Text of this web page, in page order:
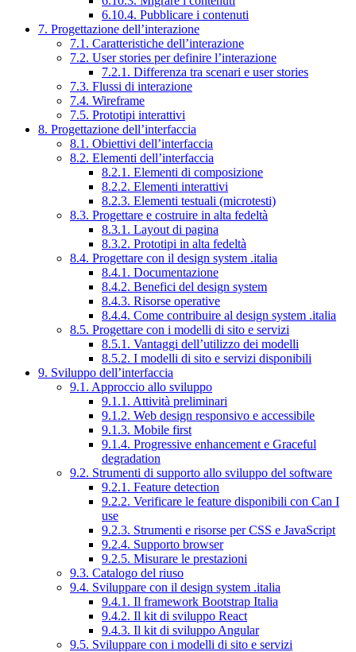
6.10.4. Pubblicare i contenuti
7. Progettazione dell’interazione
7.1. Caratteristiche dell’interazione
7.2. User stories per definire l’interazione
7.2.1. Differenza tra scenari e user stories
7.3. Flussi di interazione
7.4. Wireframe
7.5. Prototipi interattivi
8. Progettazione dell’interfaccia
8.1. Obiettivi dell’interfaccia
8.2. Elementi dell’interfaccia
8.2.1. Elementi di composizione
8.2.2. Elementi interattivi
8.2.3. Elementi testuali (microtesti)
8.3. Progettare e costruire in alta fedeltà
8.3.1. Layout di pagina
8.3.2. Prototipi in alta fedeltà
8.4. Progettare con il design system .italia
8.4.1. Documentazione
8.4.2. Benefici del design system
8.4.3. Risorse operative
8.4.4. Come contribuire al design system .italia
8.5. Progettare con i modelli di sito e servizi
8.5.1. Vantaggi dell’utilizzo dei modelli
8.5.2. I modelli di sito e servizi disponibili
9. Sviluppo dell’interfaccia
9.1. Approccio allo sviluppo
9.1.1. Attività preliminari
9.1.2. Web design responsivo e accessibile
9.1.3. Mobile first
9.1.4. Progressive enhancement e Graceful
degradation
9.2. Strumenti di supporto allo sviluppo del software
9.2.1. Feature detection
9.2.2. Verificare le feature disponibili con Can I
use
9.2.3. Strumenti e risorse per CSS e JavaScript
9.2.4. Supporto browser
9.2.5. Misurare le prestazioni
9.3. Catalogo del riuso
9.4. Sviluppare con il design system .italia
9.4.1. Il framework Bootstrap Italia
9.4.2. Il kit di sviluppo React
9.4.3. Il kit di sviluppo Angular
9.5. Sviluppare con i modelli di sito e servizi